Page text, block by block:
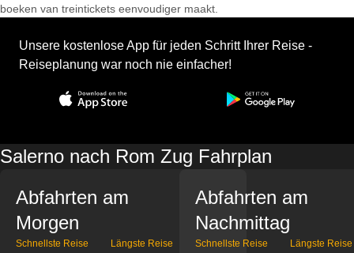
boeken van treintickets eenvoudiger maakt.
Unsere kostenlose App für jeden Schritt Ihrer Reise -
Reiseplanung war noch nie einfacher!
Salerno nach Rom Zug Fahrplan
Abfahrten am
Morgen
Schnellste Reise Längste Reise
Abfahrten am
Nachmittag
Schnellste Reise Längste Reise